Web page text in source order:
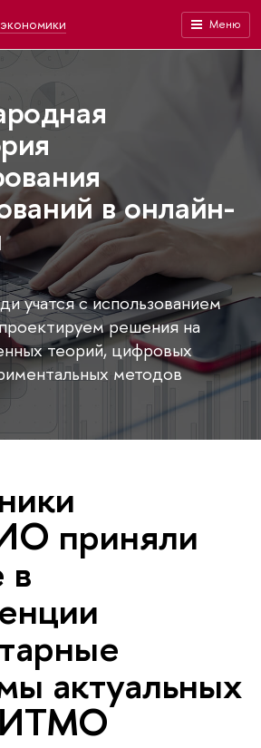
Меню
в онлайн-
учатся с использованием
решения на
теорий, цифровых
методов
приняли
в
актуальных
ИТМО